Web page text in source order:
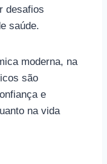
desafios
saúde.
moderna, na
são
e
na vida